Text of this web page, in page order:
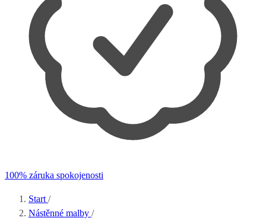
100% záruka spokojenosti
Start /
Nástěnné malby /